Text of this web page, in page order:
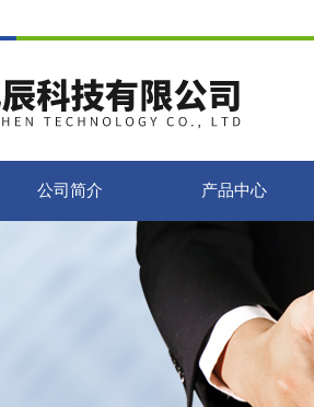
公司简介 产品中心